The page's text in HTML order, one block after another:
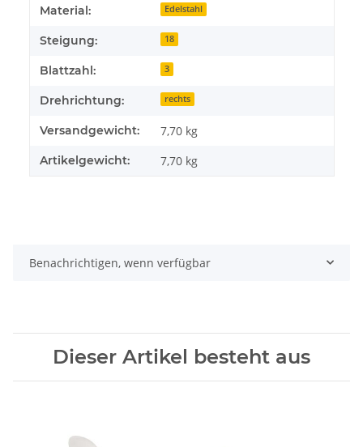
Produkteigenschaft
Wert
Material: Edelstahl
Steigung: 18
Blattzahl: 3
Drehrichtung: rechts
Versandgewicht: 7,70 kg
Artikelgewicht: 7,70 kg
Benachrichtigen, wenn verfügbar
Dieser Artikel besteht aus